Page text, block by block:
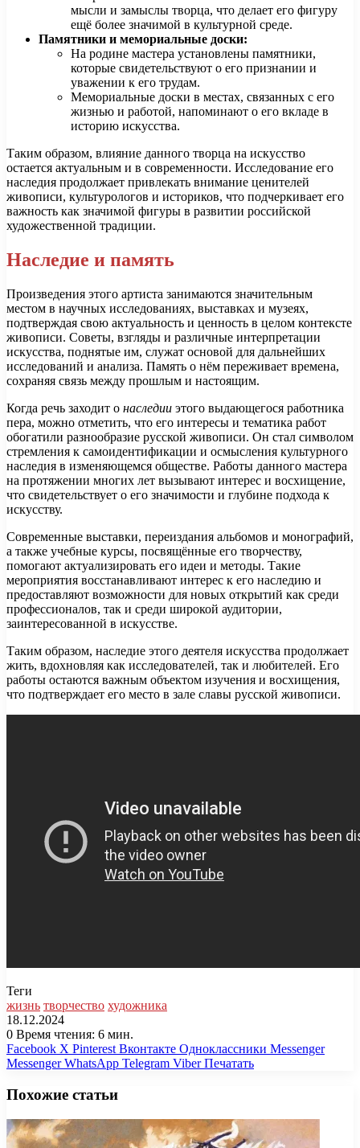
мысли и замыслы творца, что делает его фигуру
ещё более значимой в культурной среде.
Памятники и мемориальные доски:
На родине мастера установлены памятники,
которые свидетельствуют о его признании и
уважении к его трудам.
Мемориальные доски в местах, связанных с его
жизнью и работой, напоминают о его вкладе в
историю искусства.
Таким образом, влияние данного творца на искусство
остается актуальным и в современности. Исследование его
наследия продолжает привлекать внимание ценителей
живописи, культурологов и историков, что подчеркивает его
важность как значимой фигуры в развитии российской
художественной традиции.
Наследие и память
Произведения этого артиста занимаются значительным
местом в научных исследованиях, выставках и музеях,
подтверждая свою актуальность и ценность в целом контексте
живописи. Советы, взгляды и различные интерпретации
искусства, поднятые им, служат основой для дальнейших
исследований и анализа. Память о нём переживает времена,
сохраняя связь между прошлым и настоящим.
Когда речь заходит о наследии этого выдающегося работника
пера, можно отметить, что его интересы и тематика работ
обогатили разнообразие русской живописи. Он стал символом
стремления к самоидентификации и осмысления культурного
наследия в изменяющемся обществе. Работы данного мастера
на протяжении многих лет вызывают интерес и восхищение,
что свидетельствует о его значимости и глубине подхода к
искусству.
Современные выставки, переиздания альбомов и монографий,
а также учебные курсы, посвящённые его творчеству,
помогают актуализировать его идеи и методы. Такие
мероприятия восстанавливают интерес к его наследию и
предоставляют возможности для новых открытий как среди
профессионалов, так и среди широкой аудитории,
заинтересованной в искусстве.
Таким образом, наследие этого деятеля искусства продолжает
жить, вдохновляя как исследователей, так и любителей. Его
работы остаются важным объектом изучения и восхищения,
что подтверждает его место в зале славы русской живописи.
Теги
жизнь творчество художника
18.12.2024
0 Время чтения: 6 мин.
Facebook X Pinterest Вконтакте Одноклассники Messenger
Messenger WhatsApp Telegram Viber Печатать
Похожие статьи